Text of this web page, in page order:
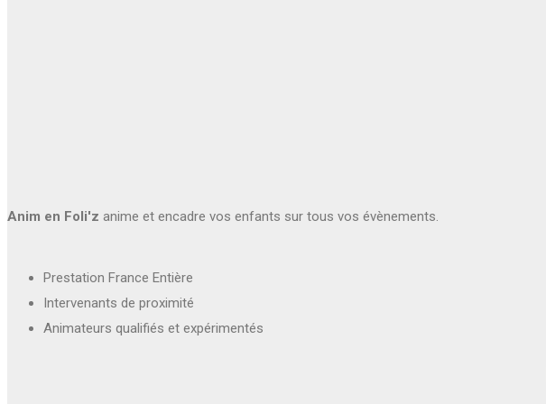
Anim en Foli'z anime et encadre vos enfants sur tous vos évènements.
Prestation France Entière
Intervenants de proximité
Animateurs qualifiés et expérimentés